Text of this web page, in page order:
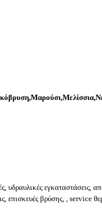
υδραυλικές εγκαταστάσεις,
επισκευές βρύσης, , service